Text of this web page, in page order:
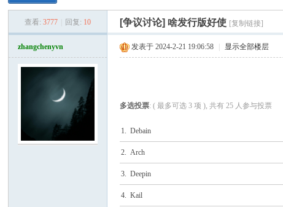
› ›
查看: 3777 回复: 10 [争议讨论]啥发行版好使 [复制链接]
zhangchenyvn 发表于 2024-2-21 19:06:58 显示全部楼层
多选投票: ( 最多可选 3 项 ), 共有 25 人参与投票
1. Debain
2. Arch
3. Deepin
4. Kail